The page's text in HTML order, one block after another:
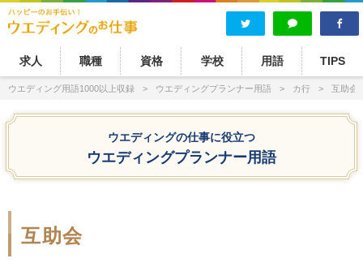
求人 職種 資格 学校 用語 TIPS
ウエディング用語1000以上収録 ウエディングプランナー用語 カ行 互助会
ウエディングの仕事に役立つ
ウエディングプランナー用語
互助会